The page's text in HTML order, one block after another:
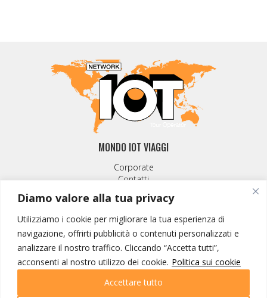
Diamo valore alla tua privacy
Utilizziamo i cookie per migliorare la tua esperienza di
navigazione, offrirti pubblicità o contenuti personalizzati e
analizzare il nostro traffico. Cliccando “Accetta tutti”,
acconsenti al nostro utilizzo dei cookie. Politica sui cookie
Accettare tutto
MONDO IOT VIAGGI
Corporate
Contatti
I NOSTRI PRODOTTI
Destinazioni
Partenze
Emozioni di viaggio
Newsletter
Ricerca Viaggi